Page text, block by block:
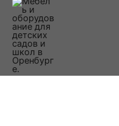
Перейти
содержимому